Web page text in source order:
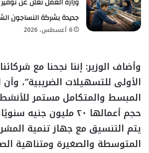
جديدة بشركة النساجون
6 أغسطس، 2026
وأضاف الوزير: إننا نجحنا مع
الأولى للتسهيلات الضريبية”،
المبسط والمتكامل مستمر
حجم أعمالها ٢٠ مليون
يتم التنسيق مع جهاز تنمية
المتوسطة والصغيرة ومتناهية